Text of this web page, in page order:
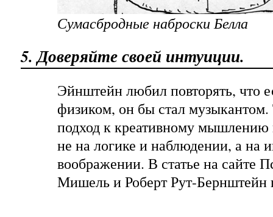
Сумасбродные наброски Белла
5. Доверяйте своей интуиции.
Эйнштейн любил повторять, что
физиком, он бы стал музыкантом.
подход к креативному мышлению
не на логике и наблюдении, а на
воображении. В статье на сайте
Мишель и Роберт Рут-Бернштейн